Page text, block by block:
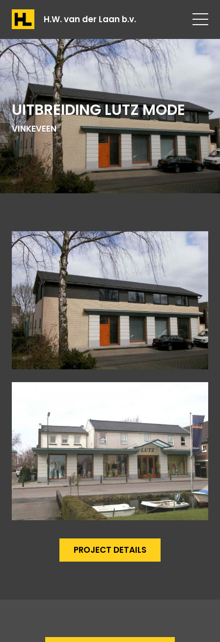
H.W. van der Laan b.v.
UITBREIDING LUTZ MODE
VINKEVEEN
PROJECT DETAILS